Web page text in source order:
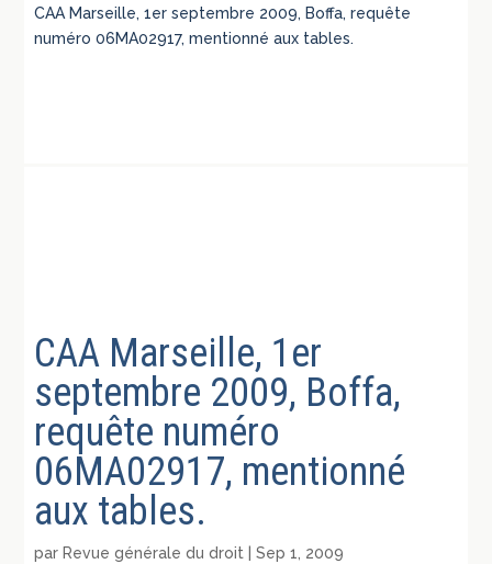
CAA Marseille, 1er septembre 2009, Boffa, requête
numéro 06MA02917, mentionné aux tables.
CAA Marseille, 1er
septembre 2009, Boffa,
requête numéro
06MA02917, mentionné
aux tables.
par Revue générale du droit |Sep 1, 2009